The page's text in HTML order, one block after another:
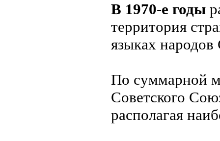
В 1970-е годы
территория
языках
По суммарной
Советского
располагая